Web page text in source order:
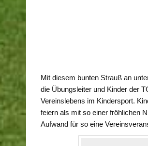
Mit diesem bunten Strauß an
die Übungsleiter und Kinder der
Vereinslebens im Kindersport.
feiern als mit so einer fröhlichen
Aufwand für so eine